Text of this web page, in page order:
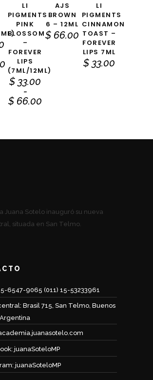
Rango
de
precios:
desde
$ 33.00
LI
PIGMENTS
PINK
BLOSSOM
–
FOREVER
LIPS
(7ML/12ML)
$ 33.00
-
$ 66.00
$ 33.00
AJS
BROWN
6 – 12ML
$ 66.00
LI
PIGMENTS
CINNAMON
TOAST –
FOREVER
LIPS 7ML
$ 33.00
Juana Sotelo inauguró su nueva
situada en San Telmo.
6547-9065 (011) 15-53233961
Brasil 715, San Telmo, Buenos
juanaSoteloMP
juanaSoteloMP